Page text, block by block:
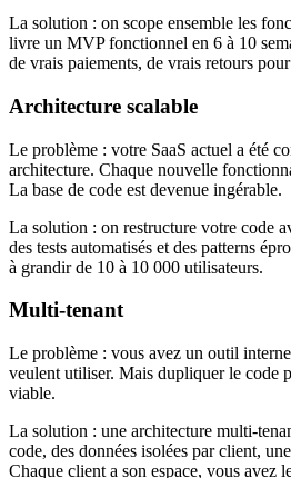
La solution : on scope ensemble les
livre un MVP fonctionnel en 6 à 10
de vrais paiements, de vrais retours
Architecture scalable
Le problème : votre SaaS actuel a été
architecture. Chaque nouvelle
La base de code est devenue ingérable.
La solution : on restructure votre code
des tests automatisés et des patterns
à grandir de 10 à 10 000 utilisateurs.
Multi-tenant
Le problème : vous avez un outil
veulent utiliser. Mais dupliquer le code
viable.
La solution : une architecture multi-
code, des données isolées par client,
Chaque client a son espace, vous avez